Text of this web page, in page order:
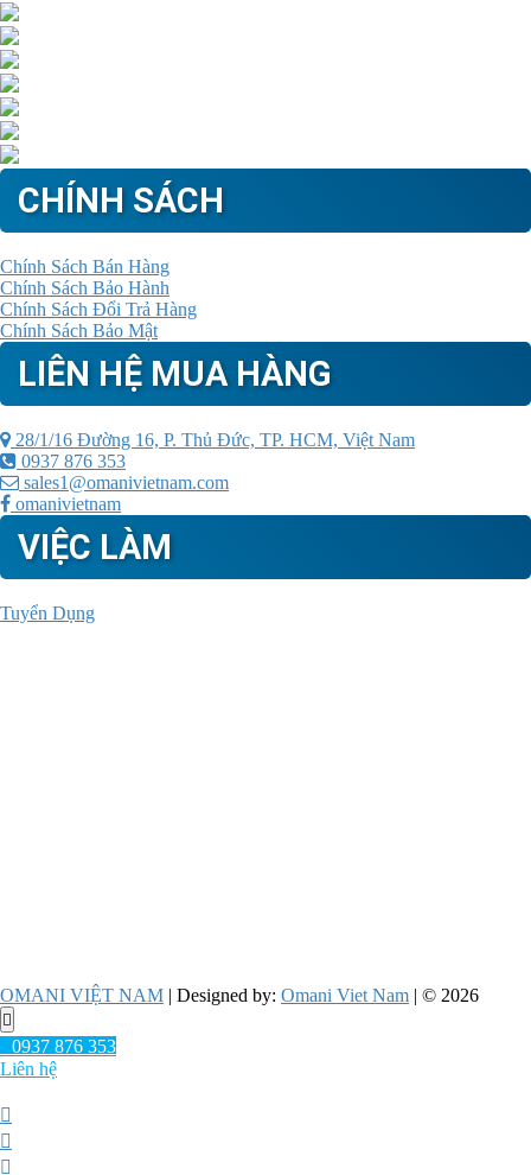
CHÍNH SÁCH
Chính Sách Bán Hàng
Chính Sách Bảo Hành
Chính Sách Đổi Trả Hàng
Chính Sách Bảo Mật
LIÊN HỆ MUA HÀNG
28/1/16 Đường 16, P. Thủ Đức, TP. HCM, Việt Nam
0937 876 353
sales1@omanivietnam.com
omanivietnam
VIỆC LÀM
Tuyển Dụng
OMANI VIỆT NAM | Designed by: Omani Viet Nam | © 2026
Go
to
top0937 876 353
Liên hệ